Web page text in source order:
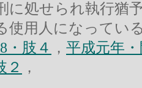
に処せられ執行猶
使用人になってい
・肢４ ， 平成元年
２
，